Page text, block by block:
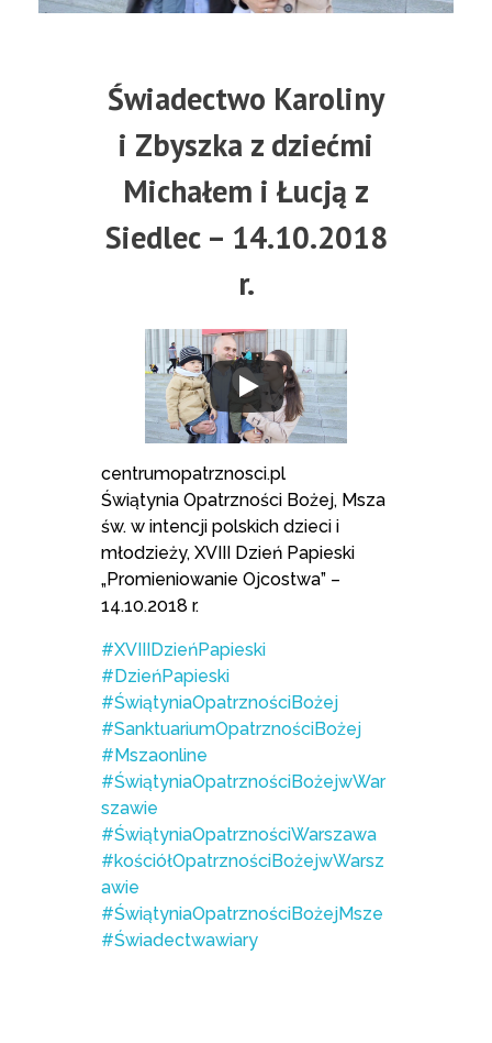
Świadectwo Karoliny
i Zbyszka z dziećmi
Michałem i Łucją z
Siedlec – 14.10.2018
r.
centrumopatrznosci.pl
Świątynia Opatrzności Bożej, Msza
św. w intencji polskich dzieci i
młodzieży, XVIII Dzień Papieski
„Promieniowanie Ojcostwa” –
14.10.2018 r.
#XVIIIDzieńPapieski
#DzieńPapieski
#ŚwiątyniaOpatrznościBożej
#SanktuariumOpatrznościBożej
#Mszaonline
#ŚwiątyniaOpatrznościBożejwWar
szawie
#ŚwiątyniaOpatrznościWarszawa
#kościółOpatrznościBożejwWarsz
awie
#ŚwiątyniaOpatrznościBożejMsze
#Świadectwawiary